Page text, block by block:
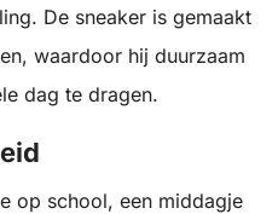
De sneaker is gemaakt
waardoor hij duurzaam
dag te dragen.
op school, een middagje